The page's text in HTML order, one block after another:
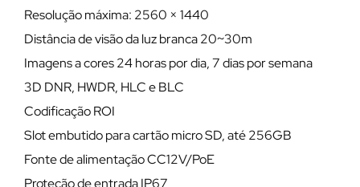
Resolução máxima: 2560 × 1440
Distância de visão da luz branca 20~30m
Imagens a cores 24 horas por dia, 7 dias por semana
3D DNR, HWDR, HLC e BLC
Codificação ROI
Slot embutido para cartão micro SD, até 256GB
Fonte de alimentação CC12V/PoE
Proteção de entrada IP67